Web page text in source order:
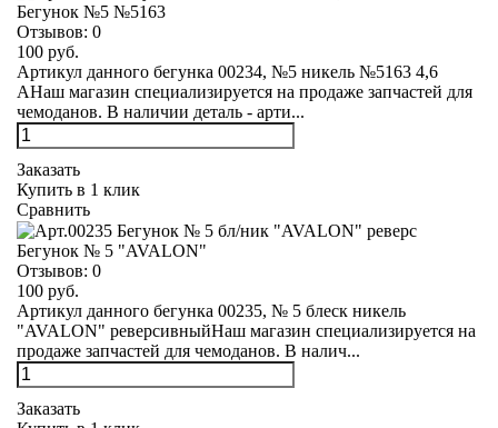
Бегунок №5 №5163
Отзывов: 0
100 руб.
Артикул данного бегунка 00234, №5 никель №5163 4,6
АНаш магазин специализируется на продаже запчастей для
чемоданов. В наличии деталь - арти...
Заказать
Купить в 1 клик
Сравнить
Бегунок № 5 "AVALON"
Отзывов: 0
100 руб.
Артикул данного бегунка 00235, № 5 блеск никель
"AVALON" реверсивныйНаш магазин специализируется на
продаже запчастей для чемоданов. В налич...
Заказать